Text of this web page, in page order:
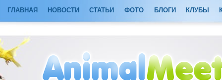
ГЛАВНАЯ НОВОСТИ СТАТЬИ ФОТО БЛОГИ КЛУБЫ